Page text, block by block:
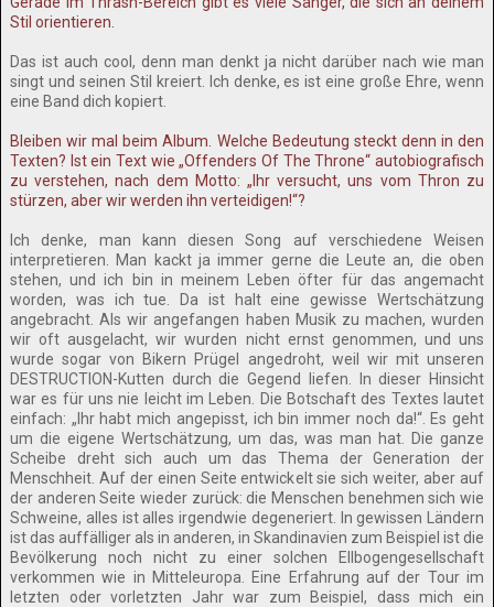
Stil orientieren.
Das ist auch cool, denn man denkt ja nicht darüber nach wie man
singt und seinen Stil kreiert. Ich denke, es ist eine große Ehre, wenn
eine Band dich kopiert.
Bleiben wir mal beim Album. Welche Bedeutung steckt denn in den
Texten? Ist ein Text wie „Offenders Of The Throne“ autobiografisch
zu verstehen, nach dem Motto: „Ihr versucht, uns vom Thron zu
stürzen, aber wir werden ihn verteidigen!“?
Ich denke, man kann diesen Song auf verschiedene Weisen
interpretieren. Man kackt ja immer gerne die Leute an, die oben
stehen, und ich bin in meinem Leben öfter für das angemacht
worden, was ich tue. Da ist halt eine gewisse Wertschätzung
angebracht. Als wir angefangen haben Musik zu machen, wurden
wir oft ausgelacht, wir wurden nicht ernst genommen, und uns
wurde sogar von Bikern Prügel angedroht, weil wir mit unseren
DESTRUCTION-Kutten durch die Gegend liefen. In dieser Hinsicht
war es für uns nie leicht im Leben. Die Botschaft des Textes lautet
einfach: „Ihr habt mich angepisst, ich bin immer noch da!“. Es geht
um die eigene Wertschätzung, um das, was man hat. Die ganze
Scheibe dreht sich auch um das Thema der Generation der
Menschheit. Auf der einen Seite entwickelt sie sich weiter, aber auf
der anderen Seite wieder zurück: die Menschen benehmen sich wie
Schweine, alles ist alles irgendwie degeneriert. In gewissen Ländern
ist das auffälliger als in anderen, in Skandinavien zum Beispiel ist die
Bevölkerung noch nicht zu einer solchen Ellbogengesellschaft
verkommen wie in Mitteleuropa. Eine Erfahrung auf der Tour im
letzten oder vorletzten Jahr war zum Beispiel, dass mich ein